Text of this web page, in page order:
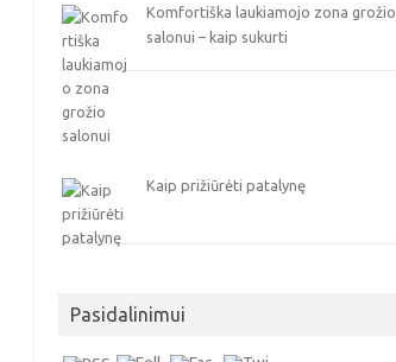
Komfortiška laukiamojo zona grožio
salonui – kaip sukurti
Kaip prižiūrėti patalynę
Pasidalinimui